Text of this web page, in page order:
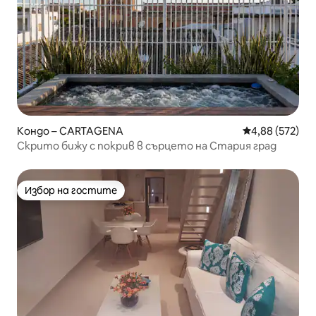
Кондо – CARTAGENA Средна
4,88 (572)
Скрито бижу с покрив в сърцето на Стария град
Избор на гостите
Избор на гостите